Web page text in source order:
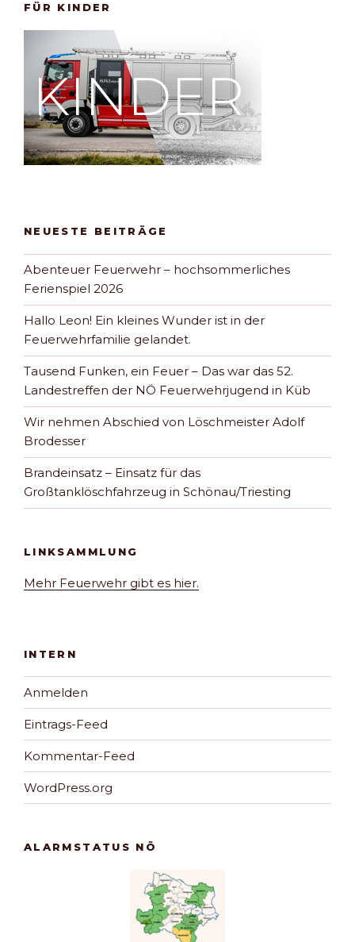
FÜR KINDER
NEUESTE BEITRÄGE
Abenteuer Feuerwehr – hochsommerliches
Ferienspiel 2026
Hallo Leon! Ein kleines Wunder ist in der
Feuerwehrfamilie gelandet.
Tausend Funken, ein Feuer – Das war das 52.
Landestreffen der NÖ Feuerwehrjugend in Küb
Wir nehmen Abschied von Löschmeister Adolf
Brodesser
Brandeinsatz – Einsatz für das
Großtanklöschfahrzeug in Schönau/Triesting
LINKSAMMLUNG
Mehr Feuerwehr gibt es hier.
INTERN
Anmelden
Eintrags-Feed
Kommentar-Feed
WordPress.org
ALARMSTATUS NÖ